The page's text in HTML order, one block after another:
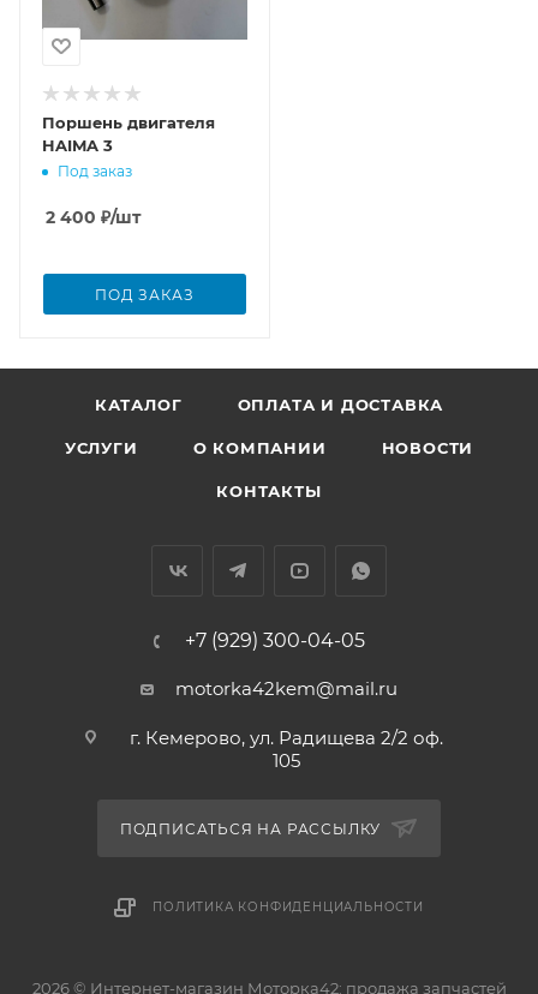
Поршень двигателя
HAIMA 3
Под заказ
2 400 ₽/шт
ПОД ЗАКАЗ
КАТАЛОГ ОПЛАТА И ДОСТАВКА
УСЛУГИ О КОМПАНИИ НОВОСТИ
КОНТАКТЫ
+7 (929) 300-04-05
motorka42kem@mail.ru
г. Кемерово, ул. Радищева 2/2 оф.
105
ПОДПИСАТЬСЯ НА РАССЫЛКУ
ПОЛИТИКА КОНФИДЕНЦИАЛЬНОСТИ
2026 © Интернет-магазин Моторка42: продажа запчастей